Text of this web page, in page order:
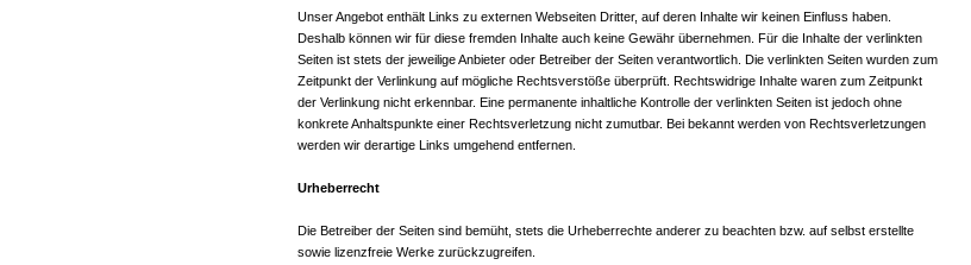
Unser Angebot enthält Links zu externen Webseiten Dritter, auf deren Inhalte wir keinen Einfluss haben.
Deshalb können wir für diese fremden Inhalte auch keine Gewähr übernehmen. Für die Inhalte der verlinkten
Seiten ist stets der jeweilige Anbieter oder Betreiber der Seiten verantwortlich. Die verlinkten Seiten wurden zum
Zeitpunkt der Verlinkung auf mögliche Rechtsverstöße überprüft. Rechtswidrige Inhalte waren zum Zeitpunkt
der Verlinkung nicht erkennbar. Eine permanente inhaltliche Kontrolle der verlinkten Seiten ist jedoch ohne
konkrete Anhaltspunkte einer Rechtsverletzung nicht zumutbar. Bei bekannt werden von Rechtsverletzungen
werden wir derartige Links umgehend entfernen.
Urheberrecht
Die Betreiber der Seiten sind bemüht, stets die Urheberrechte anderer zu beachten bzw. auf selbst erstellte
sowie lizenzfreie Werke zurückzugreifen.